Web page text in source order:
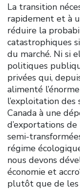
La transition
rapidement et à
réduire la
catastrophiques
du marché. Ni si
politiques
privées qui,
alimenté
l’exploitation
Canada à une
d’exportations
semi-
régime
nous devons
économie et
plutôt que de les